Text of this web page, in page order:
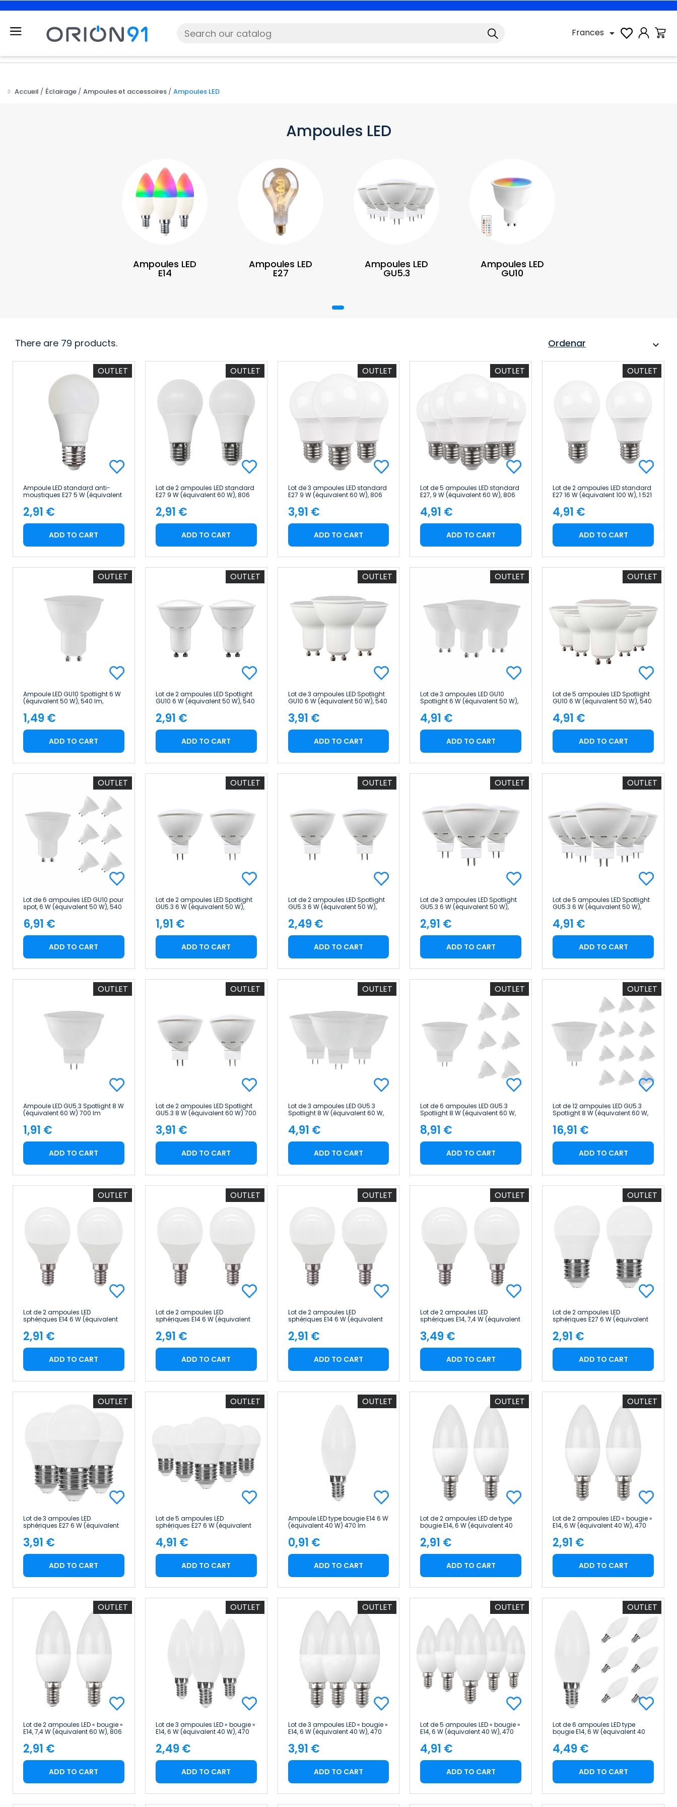
Frances 
Accueil Éclairage Ampoules et accessoires Ampoules LED
Ampoules LED
Ampoules LED
E14
Ampoules LED
E27
Ampoules LED
GU5.3
Ampoules LED
GU10
1
There are 79 products. Ordenar expand_more
OUTLET
Ampoule LED standard anti-
moustiques E27 5 W (équivalent
7hSevenOn
Price
2,91 €
ADD TO CART
OUTLET
Lot de 2 ampoules LED standard
E27 9 W (équivalent 60 W), 806
Price
2,91 €
ADD TO CART
OUTLET
Lot de 3 ampoules LED standard
E27 9 W (équivalent 60 W), 806
Price
3,91 €
ADD TO CART
OUTLET
Lot de 5 ampoules LED standard
E27, 9 W (équivalent 60 W), 806
Leader
Price
4,91 €
ADD TO CART
OUTLET
Lot de 2 ampoules LED standard
E27 16 W (équivalent 100 W), 1 521
Price
4,91 €
ADD TO CART
OUTLET
Ampoule LED GU10 Spotlight 6 W
(équivalent 50 W), 540 lm,
Price
1,49 €
ADD TO CART
OUTLET
Lot de 2 ampoules LED Spotlight
GU10 6 W (équivalent 50 W), 540
Premium
Price
2,91 €
ADD TO CART
OUTLET
Lot de 3 ampoules LED Spotlight
GU10 6 W (équivalent 50 W), 540
Price
3,91 €
ADD TO CART
OUTLET
Lot de 3 ampoules LED GU10
Spotlight 6 W (équivalent 50 W),
Home
Price
4,91 €
ADD TO CART
OUTLET
Lot de 5 ampoules LED Spotlight
GU10 6 W (équivalent 50 W), 540
Price
4,91 €
ADD TO CART
OUTLET
Lot de 6 ampoules LED GU10 pour
spot, 6 W (équivalent 50 W), 540
Price
6,91 €
ADD TO CART
OUTLET
Lot de 2 ampoules LED Spotlight
GU5.3 6 W (équivalent 50 W),
Premium
Price
1,91 €
ADD TO CART
OUTLET
Lot de 2 ampoules LED Spotlight
GU5.3 6 W (équivalent 50 W),
Price
2,49 €
ADD TO CART
OUTLET
Lot de 3 ampoules LED Spotlight
GU5.3 6 W (équivalent 50 W),
Leader
Price
2,91 €
ADD TO CART
OUTLET
Lot de 5 ampoules LED Spotlight
GU5.3 6 W (équivalent 50 W),
Leader
Price
4,91 €
ADD TO CART
OUTLET
Ampoule LED GU5.3 Spotlight 8 W
(équivalent 60 W) 700 lm
Price
1,91 €
ADD TO CART
OUTLET
Lot de 2 ampoules LED Spotlight
GU5.3 8 W (équivalent 60 W) 700
Premium
Price
3,91 €
ADD TO CART
OUTLET
Lot de 3 ampoules LED GU5.3
Spotlight 8 W (équivalent 60 W,
Price
4,91 €
ADD TO CART
OUTLET
Lot de 6 ampoules LED GU5.3
Spotlight 8 W (équivalent 60 W,
Price
8,91 €
ADD TO CART
OUTLET
Lot de 12 ampoules LED GU5.3
Spotlight 8 W (équivalent 60 W,
Price
16,91 €
ADD TO CART
OUTLET
Lot de 2 ampoules LED
sphériques E14 6 W (équivalent
Leader
Price
2,91 €
ADD TO CART
OUTLET
Lot de 2 ampoules LED
sphériques E14 6 W (équivalent
Home
Price
2,91 €
ADD TO CART
OUTLET
Lot de 2 ampoules LED
sphériques E14 6 W (équivalent
7hSevenOn Premium
Price
2,91 €
ADD TO CART
OUTLET
Lot de 2 ampoules LED
sphériques E14, 7,4 W (équivalent
Home
Price
3,49 €
ADD TO CART
OUTLET
Lot de 2 ampoules LED
sphériques E27 6 W (équivalent
Leader
Price
2,91 €
ADD TO CART
OUTLET
Lot de 3 ampoules LED
sphériques E27 6 W (équivalent
Leader
Price
3,91 €
ADD TO CART
OUTLET
Lot de 5 ampoules LED
sphériques E27 6 W (équivalent
Leader
Price
4,91 €
ADD TO CART
OUTLET
Ampoule LED type bougie E14 6 W
(équivalent 40 W) 470 lm
Price
0,91 €
ADD TO CART
OUTLET
Lot de 2 ampoules LED de type
bougie E14, 6 W (équivalent 40
Leader
Price
2,91 €
ADD TO CART
OUTLET
Lot de 2 ampoules LED « bougie »
E14, 6 W (équivalent 40 W), 470
Premium
Price
2,91 €
ADD TO CART
OUTLET
Lot de 2 ampoules LED « bougie »
E14, 7,4 W (équivalent 60 W), 806
Premium
Price
2,91 €
ADD TO CART
OUTLET
Lot de 3 ampoules LED « bougie »
E14, 6 W (équivalent 40 W), 470
Price
2,49 €
ADD TO CART
OUTLET
Lot de 3 ampoules LED « bougie »
E14, 6 W (équivalent 40 W), 470
Price
3,91 €
ADD TO CART
OUTLET
Lot de 5 ampoules LED « bougie »
E14, 6 W (équivalent 40 W), 470
Price
4,91 €
ADD TO CART
OUTLET
Lot de 6 ampoules LED type
bougie E14, 6 W (équivalent 40
Price
4,49 €
ADD TO CART